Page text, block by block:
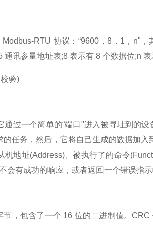
RTU 协议：“9600，8，1，n"，
讯参量地址表;8 表示有 8 个数据位;n
验)
一个简单的“端口"进入被寻址到的设
任务，然后，它将自己生成的数据加
机地址(Address)、被执行了的命令
会有成功的响应，或者返回一个错误指示
包含了一个 16 位的二进制值。CRC